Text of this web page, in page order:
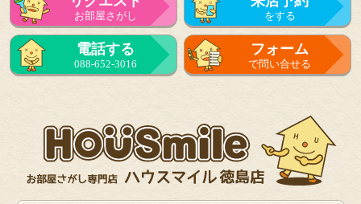
お部屋さがし をする
電話する
088-652-3016
フォーム
で問い合せる